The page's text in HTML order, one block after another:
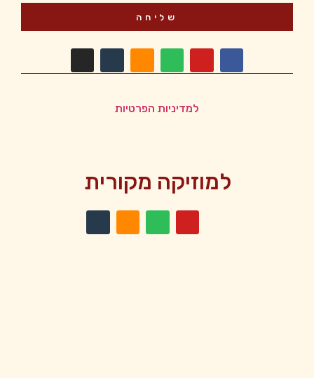
שליחה
למדיניות הפרטיות
למוזיקה מקורית